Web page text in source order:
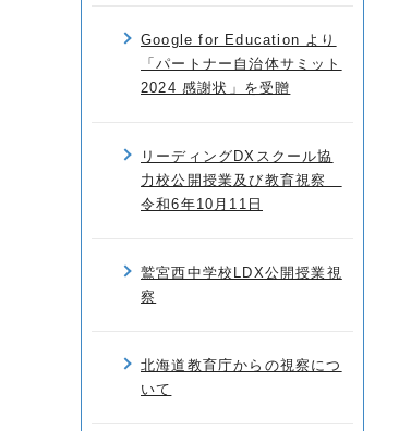
Google for Education より
「パートナー自治体サミット
2024 感謝状」を受贈
リーディングDXスクール協
力校公開授業及び教育視察
令和6年10月11日
鷲宮西中学校LDX公開授業視
察
北海道教育庁からの視察につ
いて